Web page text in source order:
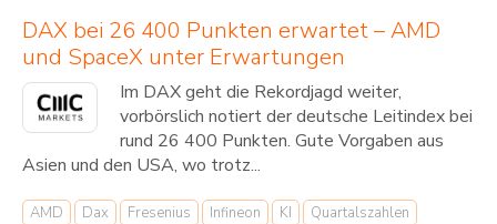
DAX bei 26 400 Punkten erwartet – AMD
und SpaceX unter Erwartungen
Im DAX geht die Rekordjagd weiter,
vorbörslich notiert der deutsche Leitindex bei
rund 26 400 Punkten. Gute Vorgaben aus
Asien und den USA, wo trotz...
AMD Dax Fresenius Infineon KI Quartalszahlen